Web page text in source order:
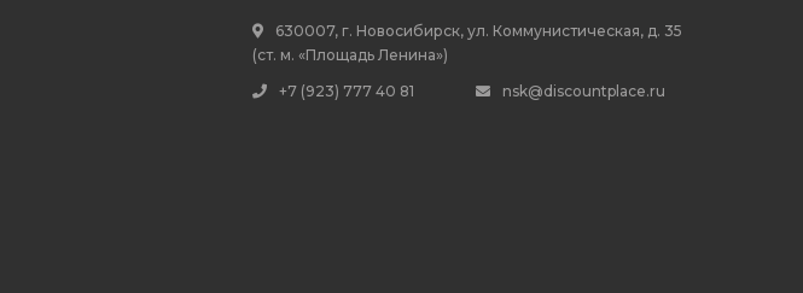
630007, г. Новосибирск, ул. Коммунистическая, д. 35
(ст. м. «Площадь Ленина»)
+7 (923) 777 40 81
nsk@discountplace.ru